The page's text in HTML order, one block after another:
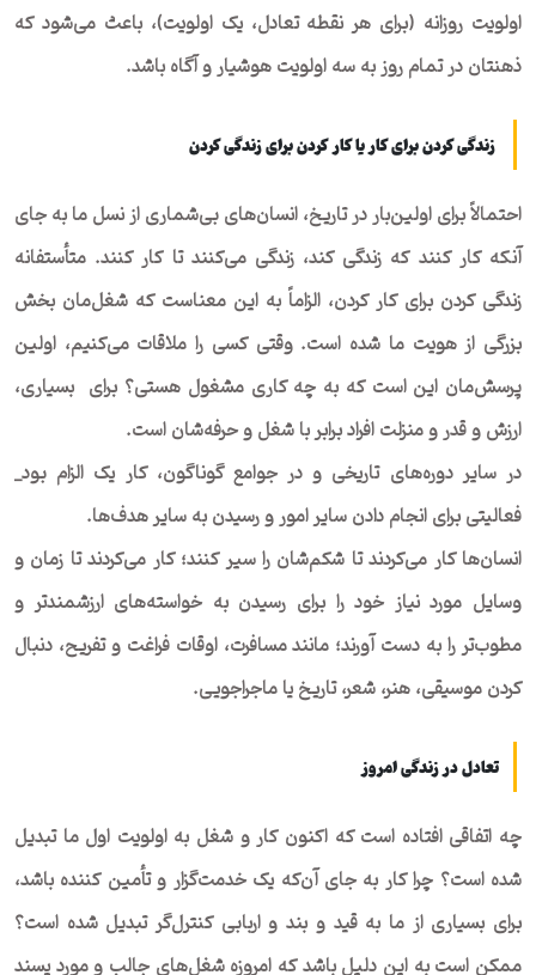
اولویت روزانه (برای هر نقطه تعادل، یک اولویت)، باعث می‌شود که
ذهنتان در تمام روز به سه اولویت هوشیار و آگاه باشد.
زندگی کردن برای کار یا کار کردن برای زندگی کردن
احتمالاً برای اولین‌بار در تاریخ، انسان‌های بی‌شماری از نسل ما به جای
آنکه کار کنند که زندگی کند، زندگی می‌کنند تا کار کنند. متأستفانه
زندگی کردن برای کار کردن، الزاماً به این معناست که شغل‌مان بخش
بزرگی از هویت ما شده است. وقتی کسی را ملاقات می‌کنیم، اولین
پرسش‌مان این است که به چه کاری مشغول هستی؟ برای بسیاری،
ارزش و قدر و منزلت افراد برابر با شغل و حرفه‌شان است.
در سایر دوره‌های تاریخی و در جوامع گوناگون، کار یک الزام بود_
فعالیتی برای انجام دادن سایر امور و رسیدن به سایر هدف‌ها.
انسان‌ها کار می‌کردند تا شکم‌شان را سیر کنند؛ کار می‌کردند تا زمان و
وسایل مورد نیاز خود را برای رسیدن به خواسته‌های ارزشمندتر و
مطوب‌تر را به دست آورند؛ مانند مسافرت، اوقات فراغت و تفریح، دنبال
کردن موسیقی، هنر، شعر، تاریخ یا ماجراجویی.
تعادل در زندگی امروز
چه اتفاقی افتاده است که اکنون کار و شغل به اولویت اول ما تبدیل
شده است؟ چرا کار به جای آن‌که یک خدمت‌گزار و تأمین کننده باشد،
برای بسیاری از ما به قید و بند و اربابی کنترل‌گر تبدیل شده است؟
ممکن است به این دلیل باشد که امروزه شغل‌های جالب و مورد پسند